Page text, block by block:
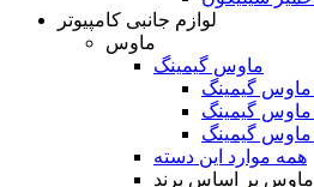
لوازم جانبی کامپیوتر
ماوس
ماوس گیمینگ
همه موارد این دسته
ماوس بر اساس برند